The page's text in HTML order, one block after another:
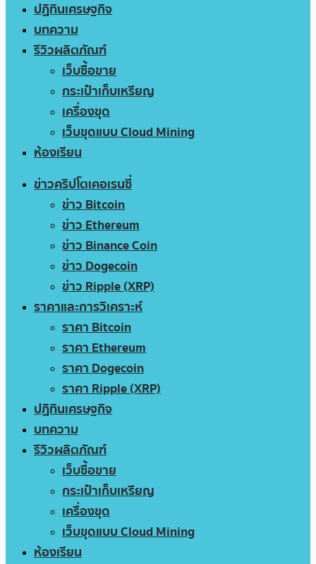
ปฏิทินเศรษฐกิจ
บทความ
รีวิวผลิตภัณฑ์
เว็บซื้อขาย
กระเป๋าเก็บเหรียญ
เครื่องขุด
เว็บขุดแบบ Cloud Mining
ห้องเรียน
ข่าวคริปโตเคอเรนซี่
ข่าว Bitcoin
ข่าว Ethereum
ข่าว Binance Coin
ข่าว Dogecoin
ข่าว Ripple (XRP)
ราคาและการวิเคราะห์
ราคา Bitcoin
ราคา Ethereum
ราคา Dogecoin
ราคา Ripple (XRP)
ปฏิทินเศรษฐกิจ
บทความ
รีวิวผลิตภัณฑ์
เว็บซื้อขาย
กระเป๋าเก็บเหรียญ
เครื่องขุด
เว็บขุดแบบ Cloud Mining
ห้องเรียน